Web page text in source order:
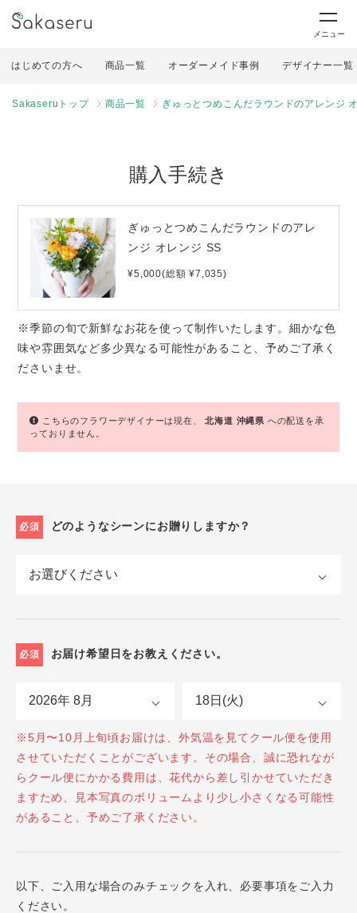
メニュー
はじめての方へ 商品一覧 オーダーメイド事例 デザイナー一覧
Sakaseruトップ 商品一覧 ぎゅっとつめこんだラウンドのアレンジ
購入手続き
ぎゅっとつめこんだラウンドのアレ
ンジ オレンジ SS
¥5,000(総額 ¥7,035)
※季節の旬で新鮮なお花を使って制作いたします。細かな色
味や雰囲気など多少異なる可能性があること、予めご了承く
ださいませ。
こちらのフラワーデザイナーは現在、北海道 沖縄県 への配送を承
っておりません。
必須 どのようなシーンにお贈りしますか？
必須 お届け希望日をお教えください。
※5月〜10月上旬頃お届けは、外気温を見てクール便を使用
させていただくことがございます。その場合、誠に恐れなが
らクール便にかかる費用は、花代から差し引かせていただき
ますため、見本写真のボリュームより少し小さくなる可能性
があること、予めご了承ください。
以下、ご入用な場合のみチェックを入れ、必要事項をご入力
ください。